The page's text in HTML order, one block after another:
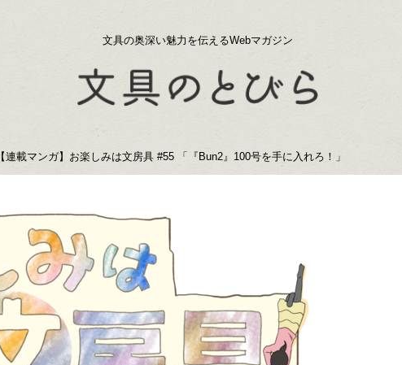
文具の奥深い魅力を伝えるWebマガジン
【連載マンガ】お楽しみは文房具 #55 「『Bun2』100号を手に入れろ！」